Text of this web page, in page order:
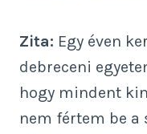
Zita: Egy éven
debreceni
hogy mindent
nem fértem be a